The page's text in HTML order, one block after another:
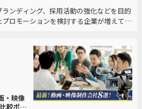
ンディング、採用活動の強化などを目的
ロモーションを検討する企業が増えてい
・映像
較ポイ